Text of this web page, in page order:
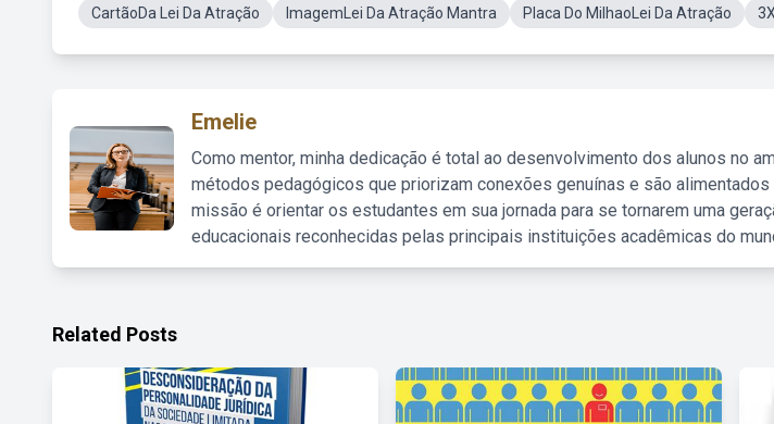
CartãoDa Lei Da Atração
ImagemLei Da Atração Mantra Placa Do MilhaoLei Da Atração
Emelie
Como mentor, minha dedicação é total ao desenvolvimento dos alunos no
métodos pedagógicos que priorizam conexões genuínas e são
missão é orientar os estudantes em sua jornada para se tornarem uma
educacionais reconhecidas pelas principais instituições acadêmicas do
Related Posts